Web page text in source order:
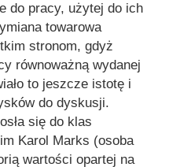
do pracy, użytej do ich
towarowa
stronom, gdyż
równoważną wydanej
to jeszcze istotę i
do dyskusji.
się do klas
Karol Marks (osoba
wartości opartej na